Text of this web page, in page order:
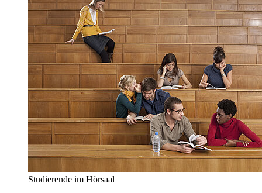
Studierende im Hörsaal